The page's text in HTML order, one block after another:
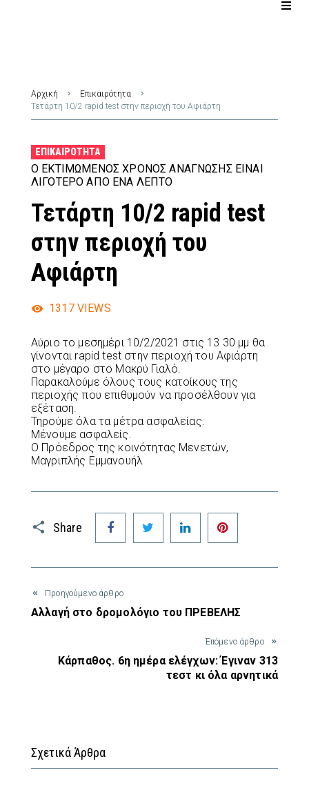
Αρχική
Επικαιρότητα
Τετάρτη 10/2 rapid test στην περιοχή του Αφιάρτη
ΕΠΙΚΑΙΡΌΤΗΤΑ
Ο ΕΚΤΙΜΏΜΕΝΟΣ ΧΡΌΝΟΣ ΑΝΆΓΝΩΣΗΣ ΕΊΝΑΙ
ΛΙΓΌΤΕΡΟ ΑΠΌ ΈΝΑ ΛΕΠΤΌ
Τετάρτη 10/2 rapid test
στην περιοχή του
Αφιάρτη
1317 VIEWS
Αύριο το μεσημέρι 10/2/2021 στις 13 30 μμ θα
γίνονται rapid test στην περιοχή του Αφιάρτη
στο μέγαρο στο Μακρύ Γιαλό.
Παρακαλούμε όλους τους κατοίκους της
περιοχής που επιθυμούν να προσέλθουν για
εξέταση.
Τηρούμε όλα τα μέτρα ασφαλείας.
Μένουμε ασφαλείς.
Ο Πρόεδρος της κοινότητας Μενετών,
Μαγριπλής Εμμανουήλ
Share
Facebook Twitter LinkedIn
Προηγούμενο άρθρο
Αλλαγή στο δρομολόγιο του ΠΡΕΒΕΛΗΣ
Έπόμενο άρθρο
Κάρπαθος. 6η ημέρα ελέγχων: Έγιναν 313
τεστ κι όλα αρνητικά
Σχετικά Άρθρα